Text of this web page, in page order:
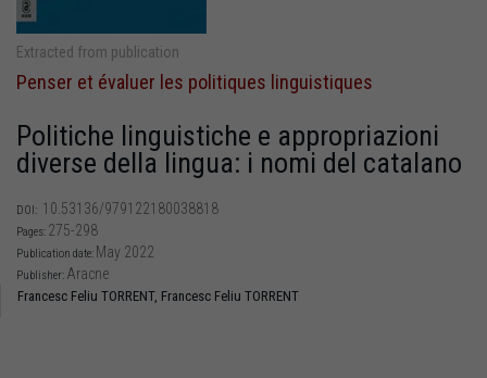
Extracted from publication
Penser et évaluer les politiques linguistiques
Politiche linguistiche e appropriazioni
diverse della lingua: i nomi del catalano
DOI: 10.53136/979122180038818
Pages: 275-298
Publication date: May 2022
Publisher: Aracne
Francesc Feliu TORRENT, Francesc Feliu TORRENT